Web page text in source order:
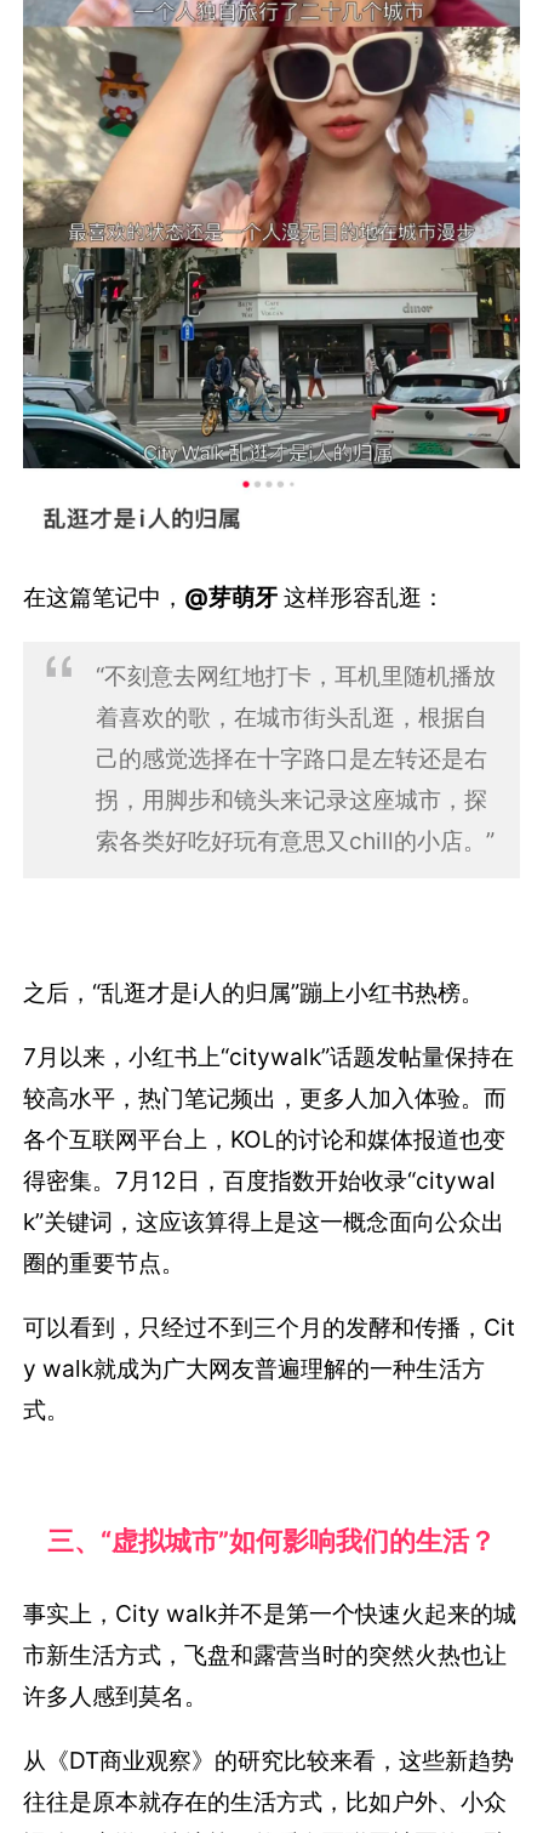
在这篇笔记中， @芽萌牙 这样形容乱逛：
“不刻意去网红地打卡，耳机里随机播放
着喜欢的歌，在城市街头乱逛，根据自
己的感觉选择在十字路口是左转还是右
拐，用脚步和镜头来记录这座城市，探
索各类好吃好玩有意思又chill的小店。”
之后，“乱逛才是i人的归属”蹦上小红书热榜。
7月以来，小红书上“citywalk”话题发帖量保持在
较高水平，热门笔记频出，更多人加入体验。而
各个互联网平台上，KOL的讨论和媒体报道也变
得密集。7月12日，百度指数开始收录“citywal
k”关键词，这应该算得上是这一概念面向公众出
圈的重要节点。
可以看到，只经过不到三个月的发酵和传播，Cit
y walk就成为广大网友普遍理解的一种生活方
式。
三、“虚拟城市”如何影响我们的生活？
事实上，City walk并不是第一个快速火起来的城
市新生活方式，飞盘和露营当时的突然火热也让
许多人感到莫名。
从《DT商业观察》的研究比较来看，这些新趋势
往往是原本就存在的生活方式，比如户外、小众